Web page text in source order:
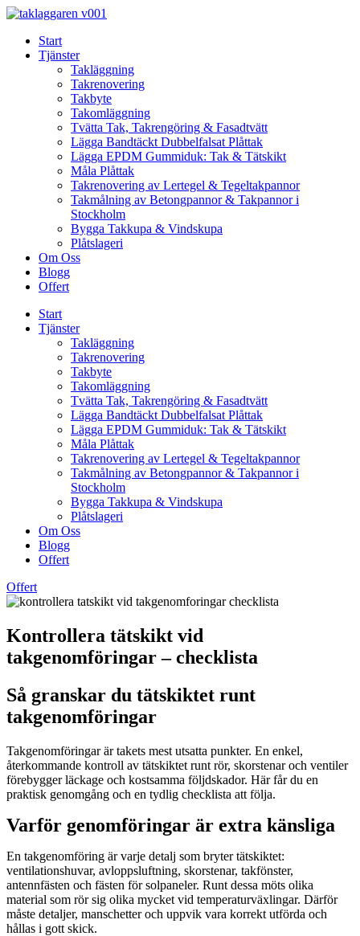
Skip
contentStart
Tjänster
Takläggning
Takrenovering
Takbyte
Takomläggning
Tvätta Tak, Takrengöring & Fasadtvätt
Lägga Bandtäckt Dubbelfalsat Plåttak
Lägga EPDM Gummiduk: Tak & Tätskikt
Måla Plåttak
Takrenovering av Lertegel & Tegeltakpannor
Takmålning av Betongpannor & Takpannor i
Stockholm
Bygga Takkupa & Vindskupa
Plåtslageri
Om Oss
Blogg
Offert
Start
Tjänster
Takläggning
Takrenovering
Takbyte
Takomläggning
Tvätta Tak, Takrengöring & Fasadtvätt
Lägga Bandtäckt Dubbelfalsat Plåttak
Lägga EPDM Gummiduk: Tak & Tätskikt
Måla Plåttak
Takrenovering av Lertegel & Tegeltakpannor
Takmålning av Betongpannor & Takpannor i
Stockholm
Bygga Takkupa & Vindskupa
Plåtslageri
Om Oss
Blogg
Offert
Offert
Kontrollera tätskikt vid
takgenomföringar – checklista
Så granskar du tätskiktet runt
takgenomföringar
Takgenomföringar är takets mest utsatta punkter. En enkel,
återkommande kontroll av tätskiktet runt rör, skorstenar och ventiler
förebygger läckage och kostsamma följdskador. Här får du en
praktisk genomgång och en tydlig checklista att följa.
Varför genomföringar är extra känsliga
En takgenomföring är varje detalj som bryter tätskiktet:
ventilationshuvar, avloppsluftning, skorstenar, takfönster,
antennfästen och fästen för solpaneler. Runt dessa möts olika
material som rör sig olika mycket vid temperaturväxlingar. Därför
måste detaljer, manschetter och uppvik vara korrekt utförda och
hållas i gott skick.